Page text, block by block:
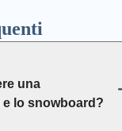
una
lo snowboard?